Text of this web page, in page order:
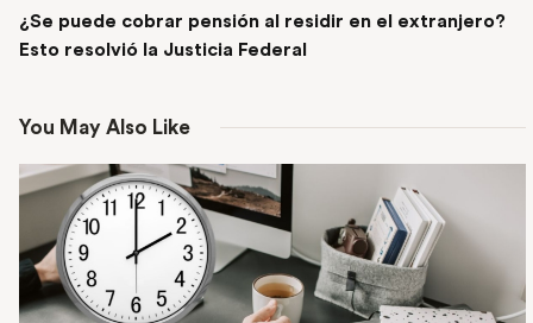
¿Se puede cobrar pensión al residir en el extranjero?
Esto resolvió la Justicia Federal
You May Also Like